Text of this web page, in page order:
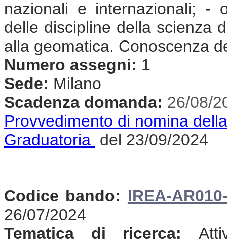
nazionali e internazionali; -
delle discipline della scienza
alla geomatica. Conoscenza
Numero assegni: 1
Sede: Milano
Scadenza domanda: 26/08/
Provvedimento di nomina
Graduatoria del 23/09/2024
Codice bando: IREA-
26/07/2024
Tematica di ricerca: